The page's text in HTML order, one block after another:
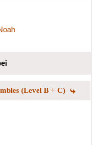
(Level B + C)